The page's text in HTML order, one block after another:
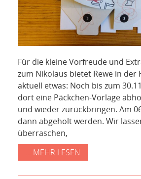
Für die kleine Vorfreude und
zum Nikolaus bietet Rewe in
aktuell etwas: Noch bis zum
dort eine Päckchen-Vorlage
und wieder zurückbringen. Am
dann abgeholt werden. Wir
überraschen,
... MEHR LESEN